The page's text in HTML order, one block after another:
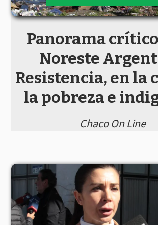
Panorama
Noreste
Resistencia, en la
la pobreza e
Chaco On Line